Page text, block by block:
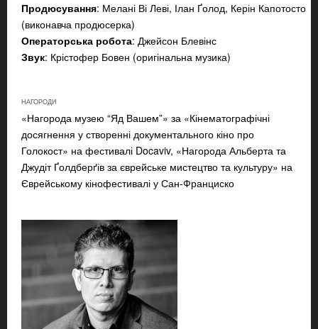
Продюсування: Мелані Ві Леві, Ілан Ґолод, Керін Капотосто
(виконавча продюсерка)
Операторська робота: Джейсон Блевінс
Звук: Крістофер Бовен (оригінальна музика)
НАГОРОДИ
«Нагорода музею “Яд Вашем”» за «Кінематографічні
досягнення у створенні документального кіно про
Голокост» на фестивалі Docaviv, «Нагорода Альберта та
Джудіт Ґолдберґів за єврейське мистецтво та культуру» на
Єврейському кінофестивалі у Сан-Франциско